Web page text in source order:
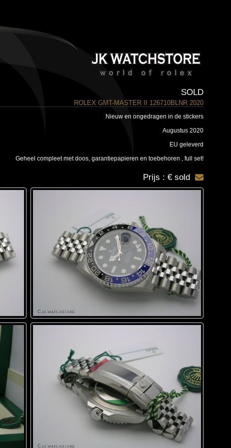
SOLD
ROLEX GMT-MASTER II 126710BLNR 2020
Nieuw en ongedragen in de stickers
Augustus 2020
EU geleverd
Geheel compleet met doos, garantiepapieren en toebehoren , full set!
Prijs : € sold